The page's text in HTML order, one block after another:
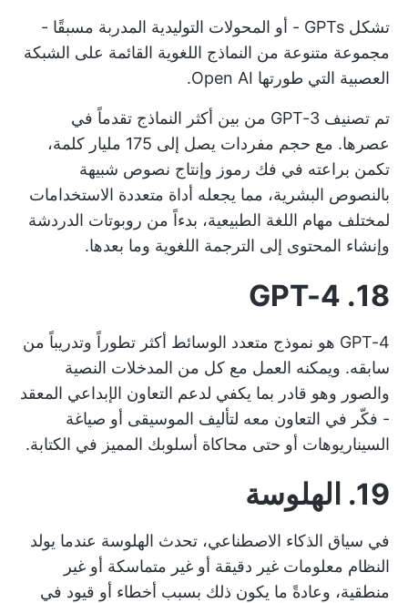
تشكل GPTs - أو المحولات التوليدية المدربة مسبقًا -
مجموعة متنوعة من النماذج اللغوية القائمة على الشبكة
العصبية التي طورتها Open AI.
تم تصنيف GPT-3 من بين أكثر النماذج تقدماً في
عصرها. مع حجم مفردات يصل إلى 175 مليار كلمة،
تكمن براعته في فك رموز وإنتاج نصوص شبيهة
بالنصوص البشرية، مما يجعله أداة متعددة الاستخدامات
لمختلف مهام اللغة الطبيعية، بدءاً من روبوتات الدردشة
وإنشاء المحتوى إلى الترجمة اللغوية وما بعدها.
18. GPT-4
GPT-4 هو نموذج متعدد الوسائط أكثر تطوراً وتدريباً من
سابقه. ويمكنه العمل مع كل من المدخلات النصية
والصور وهو قادر بما يكفي لدعم التعاون الإبداعي المعقد
- فكّر في التعاون معه لتأليف الموسيقى أو صياغة
السيناريوهات أو حتى محاكاة أسلوبك المميز في الكتابة.
19. الهلوسة
في سياق الذكاء الاصطناعي، تحدث الهلوسة عندما يولد
النظام معلومات غير دقيقة أو غير متماسكة أو غير
منطقية، وعادةً ما يكون ذلك بسبب أخطاء أو قيود في